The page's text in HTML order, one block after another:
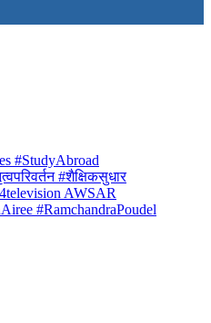
#StudyAbroad
#शैक्षिकसुधार
AWSAR
#RamchandraPoudel